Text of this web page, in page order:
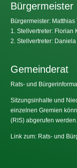
Bürgermeister
Bürgermeister: Matthias
1. Stellvertreter: Florian
2. Stellvertreter:
Gemeinderat
Rats- und
Sitzungsinhalte und
einzelnen Gremien
(RIS) abgerufen werden.
Link zum: Rats- und